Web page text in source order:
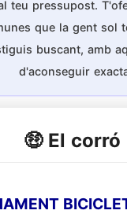
teu pressupost.
que la gent
buscant, amb
d'aconseguir
🤑 El